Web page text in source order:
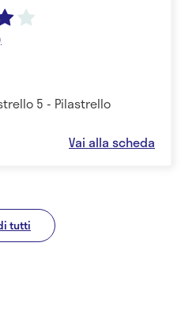
5 - Pilastrello
Vai alla scheda
tutti